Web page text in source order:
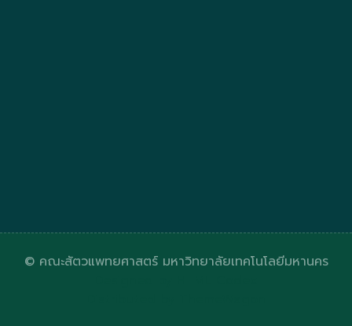
© คณะสัตวแพทยศาสตร์ มหาวิทยาลัยเทคโนโลยีมหานคร